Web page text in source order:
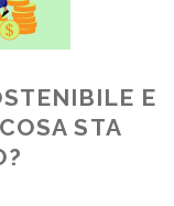
E
STA